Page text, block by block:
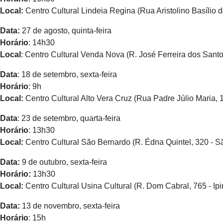
Local: Centro Cultural Lindeia Regina (Rua Aristolino Basílio
Data: 27 de agosto, quinta-feira
Horário: 14h30
Local : Centro Cultural Venda Nova (R. José Ferreira dos
Data: 18 de setembro, sexta-feira
Horário: 9h
Local: Centro Cultural Alto Vera Cruz (Rua Padre Júlio Maria,
Data: 23 de setembro, quarta-feira
Horário: 13h30
Local: Centro Cultural São Bernardo (R. Édna Quintel, 320 -
Data: 9 de outubro, sexta-feira
Horário: 13h30
Local: Centro Cultural Usina Cultural (R. Dom Cabral, 765 -
Data: 13 de novembro, sexta-feira
Horário: 15h